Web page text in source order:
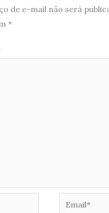
de e-mail não será
*